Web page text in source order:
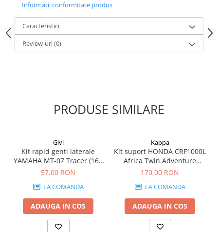
Informatii conformitate produs
Caracteristici
Review-uri(0)
PRODUSE SIMILARE
Givi
Kit rapid genti laterale
YAMAHA MT-07 Tracer (16 -
19)
57,00 RON
LA COMANDA
ADAUGA IN COS
Kappa
Kit suport HONDA CRF1000L
Africa Twin Adventure
Sports (18 - 19) CRF1000L
170,00 RON
LA COMANDA
ADAUGA IN COS